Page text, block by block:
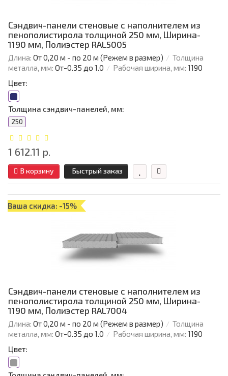
Сэндвич-панели стеновые с наполнителем из
пенополистирола толщиной 250 мм, Ширина-
1190 мм, Полиэстер RAL5005
Длина: От 0,20 м - по 20 м (Режем в размер)
Толщина
металла, мм: От-0.35 до 1.0 Рабочая ширина, мм: 1190
Цвет:
Толщина сэндвич-панелей, мм:
250
1 612.11 р.
В корзину Быстрый заказ
Ваша скидка: -15%
Сэндвич-панели стеновые с наполнителем из
пенополистирола толщиной 250 мм, Ширина-
1190 мм, Полиэстер RAL7004
Длина: От 0,20 м - по 20 м (Режем в размер)
Толщина
металла, мм: От-0.35 до 1.0 Рабочая ширина, мм: 1190
Цвет: